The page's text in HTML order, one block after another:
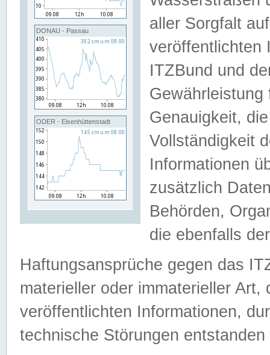
DONAU - Passau
ODER - Eisenhüttenstadt
aller Sorgfalt
veröffentlichten
ITZBund und
Genauigkeit,
Vollständigkeit
Informationen
zusätzlich
Behörden,
die ebenfalls
Haftungsansprüche gegen das
materieller oder immaterieller
veröffentlichten Informationen,
technische Störungen